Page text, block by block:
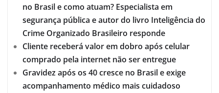
no Brasil e como atuam? Especialista em
segurança pública e autor do livro Inteligência do
Crime Organizado Brasileiro responde
Cliente receberá valor em dobro após celular
comprado pela internet não ser entregue
Gravidez após os 40 cresce no Brasil e exige
acompanhamento médico mais cuidadoso